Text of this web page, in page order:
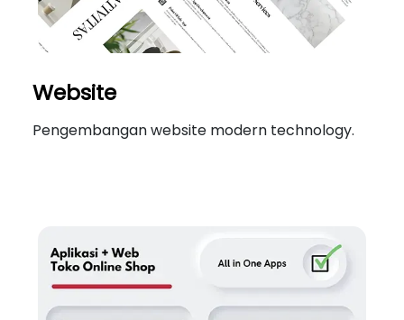
Website
Pengembangan website modern technology.